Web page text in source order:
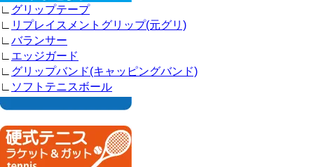
∟ グリップテープ
∟
リプレイスメントグリップ(元グリ)
∟ バランサー
∟ エッジガード
∟ グリップバンド(キャッピングバンド)
∟
ソフトテニスボール